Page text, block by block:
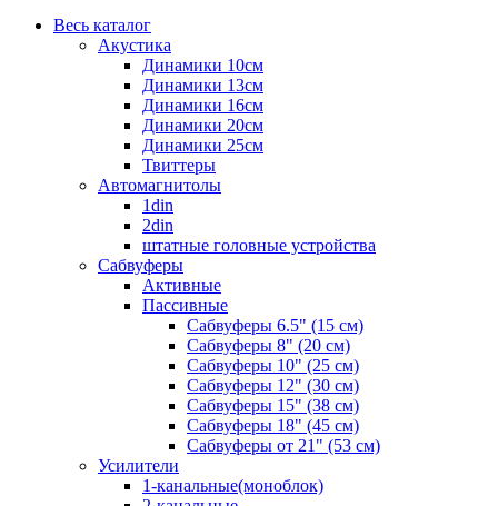
Весь каталог
Акустика
Динамики 10см
Динамики 13см
Динамики 16см
Динамики 20см
Динамики 25см
Твиттеры
Автомагнитолы
1din
2din
штатные головные устройства
Сабвуферы
Активные
Пассивные
Сабвуферы 6.5" (15 см)
Сабвуферы 8" (20 см)
Сабвуферы 10" (25 см)
Сабвуферы 12" (30 см)
Сабвуферы 15" (38 см)
Сабвуферы 18" (45 см)
Сабвуферы от 21" (53 см)
Усилители
1-канальные(моноблок)